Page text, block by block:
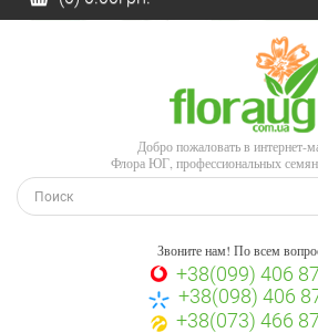
Добро пожаловать в интернет-
Флора ЮГ, профессиональных семян
Звоните нам! По всем
+38(099) 406
+38(098) 406
+38(073) 466